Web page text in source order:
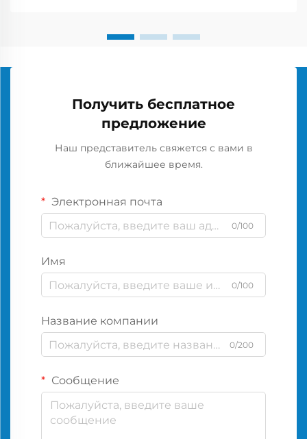
Получить бесплатное
предложение
Наш представитель свяжется с вами в
ближайшее время.
Электронная почта
0/100
Имя
0/100
Название компании
0/200
Сообщение